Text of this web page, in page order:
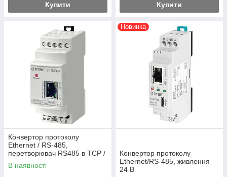
Купити Купити
Конвертор протоколу
Ethernet / RS-485,
перетворювач RS485 в TCP /
IP
В наявності
Новинка
Конвертор протоколу
Ethernet/RS-485, живлення
24 В